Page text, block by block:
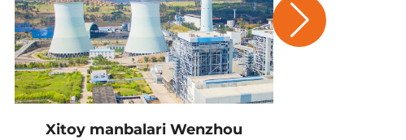
Xitoy manbalari Wenzhou